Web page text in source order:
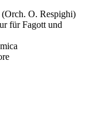
O. Respighi)
für Fagott und